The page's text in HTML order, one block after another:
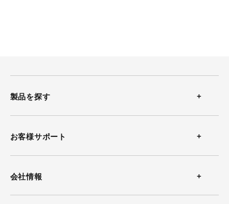
会社情報
お客様サポート
製品を探す